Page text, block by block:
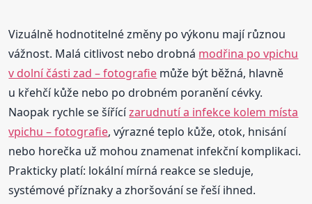
Vizuálně hodnotitelné změny po výkonu mají různou
vážnost. Malá citlivost nebo drobná modřina po vpichu
v dolní části zad – fotografie může být běžná, hlavně
u křehčí kůže nebo po drobném poranění cévky.
Naopak rychle se šířícízarudnutí a infekce kolem místa
vpichu – fotografie, výrazné teplo kůže, otok, hnisání
nebo horečka už mohou znamenat infekční komplikaci.
Prakticky platí: lokální mírná reakce se sleduje,
systémové příznaky a zhoršování se řeší ihned.